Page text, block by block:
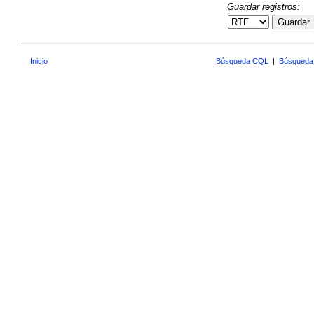
Guardar registros:
Guardar
Inicio Búsqueda CQL